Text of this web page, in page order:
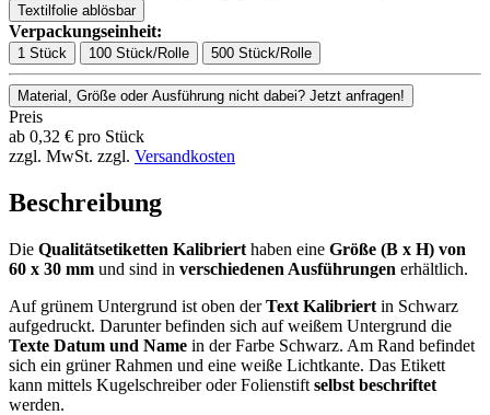
Textilfolie ablösbar
Verpackungseinheit:
1 Stück 100 Stück/Rolle 500 Stück/Rolle
Material, Größe oder Ausführung nicht dabei? Jetzt anfragen!
Preis
ab 0,32 € pro Stück
zzgl. MwSt. zzgl. Versandkosten
Beschreibung
Die Qualitätsetiketten Kalibriert haben eine Größe (B x H) von
60 x 30 mm und sind in verschiedenen Ausführungen erhältlich.
Auf grünem Untergrund ist oben derText Kalibriert in Schwarz
aufgedruckt. Darunter befinden sich auf weißem Untergrund die
Texte Datum und Name in der Farbe Schwarz. Am Rand befindet
sich ein grüner Rahmen und eine weiße Lichtkante. Das Etikett
kann mittels Kugelschreiber oder Folienstift selbst beschriftet
werden.